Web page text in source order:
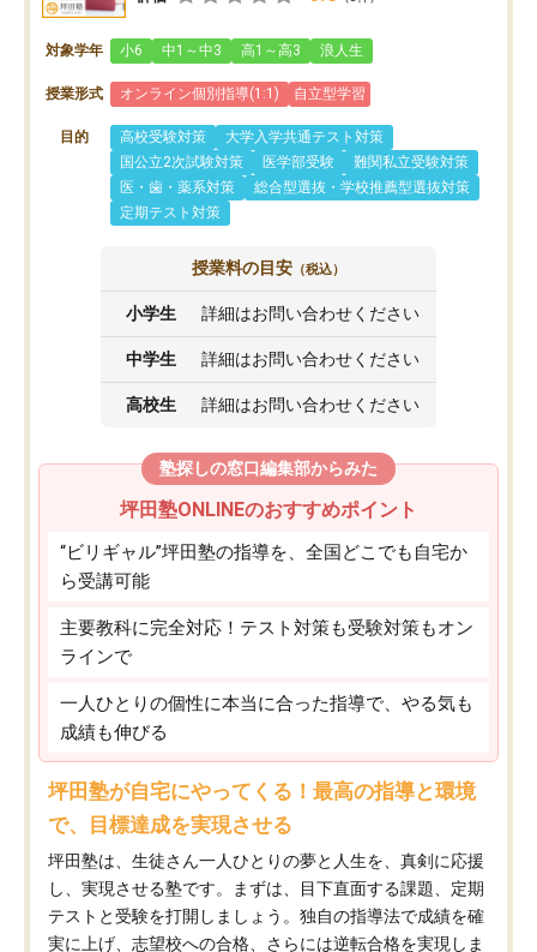
対象学年 小6 中1～中3 高1～高3 浪人生
授業形式 オンライン個別指導(1:1) 自立型学習
目的 高校受験対策
大学入学共通テスト対策
国公立2次試験対策
医学部受験
難関私立受験対策
医・歯・薬系対策
総合型選抜・学校推薦型選抜対策
定期テスト対策
授業料の目安 （税込）
小学生 詳細はお問い合わせください
中学生 詳細はお問い合わせください
高校生 詳細はお問い合わせください
塾探しの窓口編集部からみた
坪田塾ONLINEのおすすめポイント
“ビリギャル”坪田塾の指導を、全国どこでも自宅か
ら受講可能
主要教科に完全対応！テスト対策も受験対策もオン
ラインで
一人ひとりの個性に本当に合った指導で、やる気も
成績も伸びる
坪田塾が自宅にやってくる！最高の指導と環境
で、目標達成を実現させる
坪田塾は、生徒さん一人ひとりの夢と人生を、真剣に応援
し、実現させる塾です。まずは、目下直面する課題、定期
テストと受験を打開しましょう。独自の指導法で成績を確
実に上げ、志望校への合格、さらには逆転合格を実現しま